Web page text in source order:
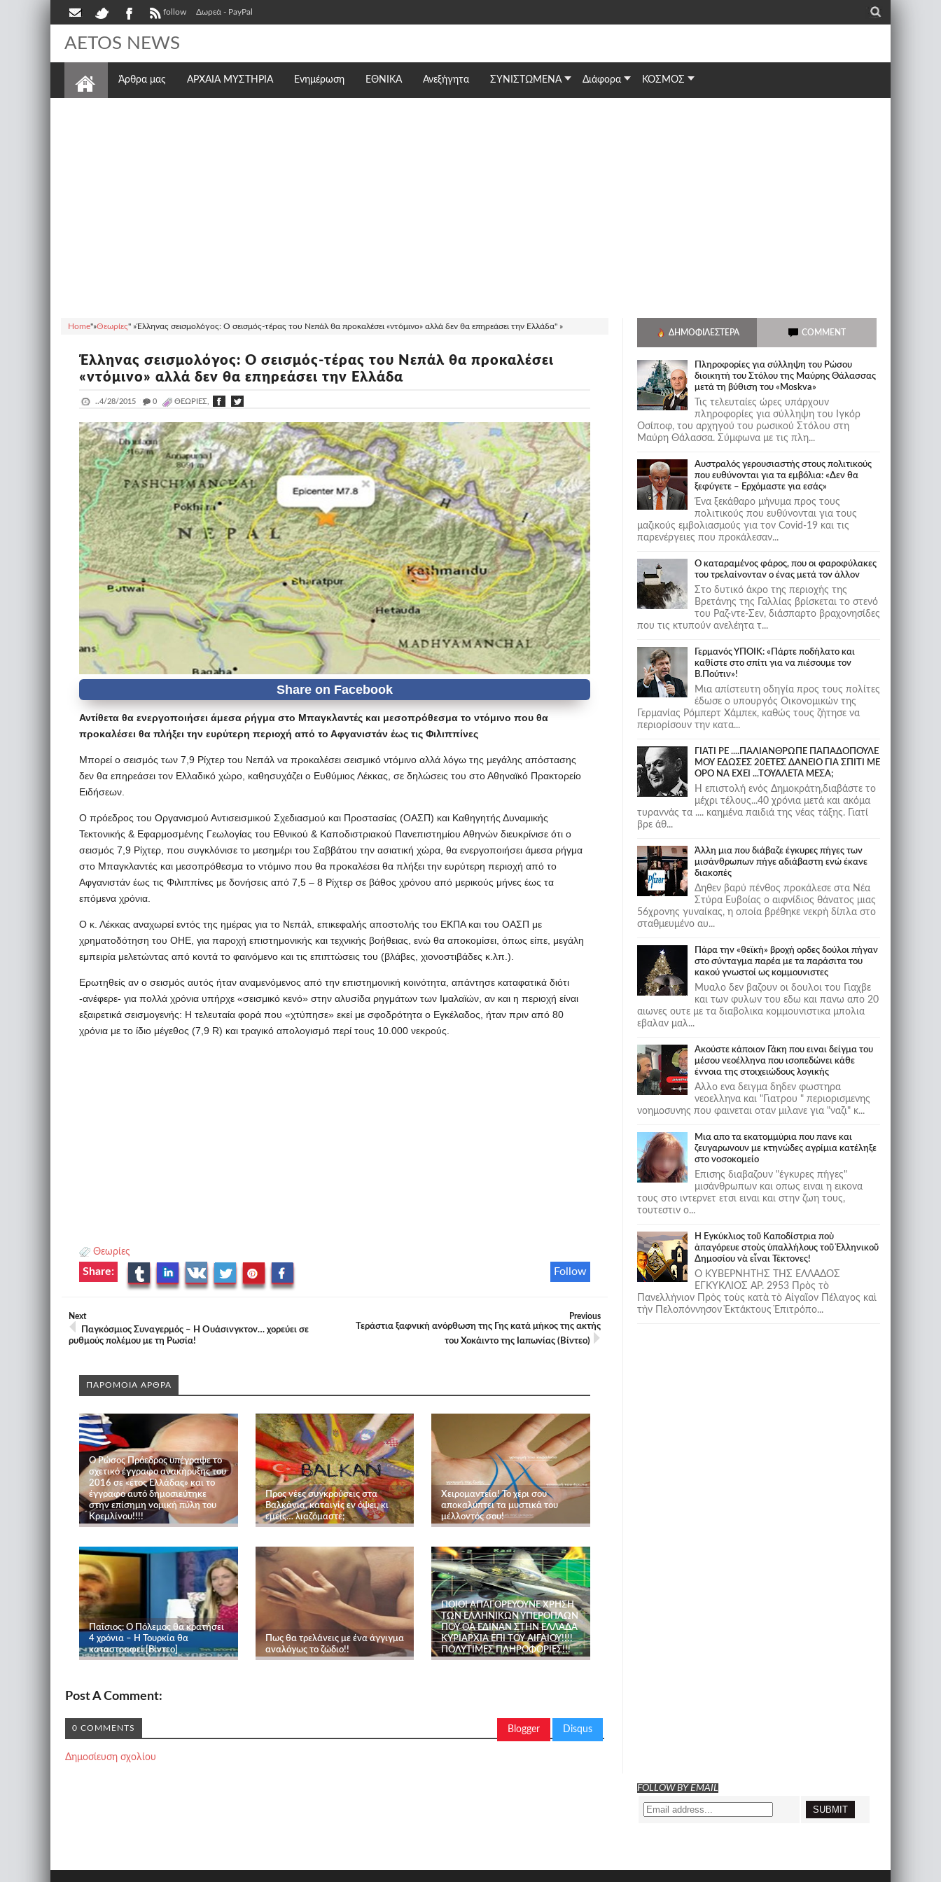
follow Δωρεά - PayPal _
AETOS NEWS
Άρθρα μας ΑΡΧΑΙΑ ΜΥΣΤΗΡΙΑ Ενημέρωση ΕΘΝΙΚΆ Ανεξήγητα ΣΥΝΙΣΤΩΜΕΝΑ Διάφορα ΚΟΣΜΟΣ
Home"»Θεωρίες" »Έλληνας σεισμολόγος: Ο σεισμός-τέρας του Νεπάλ θα προκαλέσει «ντόμινο» αλλά δεν θα επηρεάσει την Ελλάδα" »
Έλληνας σεισμολόγος: Ο σεισμός-τέρας του Νεπάλ θα προκαλέσει
«ντόμινο» αλλά δεν θα επηρεάσει την Ελλάδα
..4/28/2015 _ 0 ΘΕΩΡΊΕΣ,
Αντίθετα θα ενεργοποιήσει άμεσα ρήγμα στο Μπαγκλαντές και μεσοπρόθεσμα το ντόμινο που θα
προκαλέσει θα πλήξει την ευρύτερη περιοχή από το Αφγανιστάν έως τις Φιλιππίνες
Μπορεί ο σεισμός των 7,9 Ρίχτερ του Νεπάλ να προκαλέσει σεισμικό ντόμινο αλλά λόγω της μεγάλης απόστασης
δεν θα επηρεάσει τον Ελλαδικό χώρο, καθησυχάζει ο Ευθύμιος Λέκκας, σε δηλώσεις του στο Αθηναϊκό Πρακτορείο
Ειδήσεων.
Ο πρόεδρος του Οργανισμού Αντισεισμικού Σχεδιασμού και Προστασίας (ΟΑΣΠ) και Καθηγητής Δυναμικής
Τεκτονικής & Εφαρμοσμένης Γεωλογίας του Εθνικού & Καποδιστριακού Πανεπιστημίου Αθηνών διευκρίνισε ότι ο
σεισμός 7,9 Ρίχτερ, που συγκλόνισε το μεσημέρι του Σαββάτου την ασιατική χώρα, θα ενεργοποιήσει άμεσα ρήγμα
στο Μπαγκλαντές και μεσοπρόθεσμα το ντόμινο που θα προκαλέσει θα πλήξει την ευρύτερη περιοχή από το
Αφγανιστάν έως τις Φιλιππίνες με δονήσεις από 7,5 – 8 Ρίχτερ σε βάθος χρόνου από μερικούς μήνες έως τα
επόμενα χρόνια.
Ο κ. Λέκκας αναχωρεί εντός της ημέρας για το Νεπάλ, επικεφαλής αποστολής του ΕΚΠΑ και του ΟΑΣΠ με
χρηματοδότηση του ΟΗΕ, για παροχή επιστημονικής και τεχνικής βοήθειας, ενώ θα αποκομίσει, όπως είπε, μεγάλη
εμπειρία μελετώντας από κοντά το φαινόμενο και τις επιπτώσεις του (βλάβες, χιονοστιβάδες κ.λπ.).
Ερωτηθείς αν ο σεισμός αυτός ήταν αναμενόμενος από την επιστημονική κοινότητα, απάντησε καταφατικά διότι
-ανέφερε- για πολλά χρόνια υπήρχε «σεισμικό κενό» στην αλυσίδα ρηγμάτων των Ιμαλαϊών, αν και η περιοχή είναι
εξαιρετικά σεισμογενής: Η τελευταία φορά που «χτύπησε» εκεί με σφοδρότητα ο Εγκέλαδος, ήταν πριν από 80
χρόνια με το ίδιο μέγεθος (7,9 R) και τραγικό απολογισμό περί τους 10.000 νεκρούς.
Θεωρίες
Follow
Share:
Next
Παγκόσμιος Συναγερμός – Η Ουάσινγκτον… χορεύει σε
ρυθμούς πολέμου με τη Ρωσία!
Previous
Τεράστια ξαφνική ανόρθωση της Γης κατά μήκος της ακτής
του Χοκάιντο της Ιαπωνίας (Βίντεο)
ΠΑΡΟΜΟΙΑ ΑΡΘΡΑ
Ο Ρώσος Πρόεδρος υπέγραψε το
σχετικό έγγραφο ανακήρυξης του
2016 σε «έτος Ελλάδας» και το
έγγραφο αυτό δημοσιεύτηκε
στην επίσημη νομική πύλη του
Κρεμλίνου!!!!
Προς νέες συγκρούσεις στα
Βαλκάνια, καταιγίς εν όψει, κι
εμείς… λιαζόμαστε;
Χειρομαντεία! Το χέρι σου
αποκαλύπτει τα μυστικά του
μέλλοντός σου!
Παΐσιος: O Πόλεμος θα κρατήσει
4 χρόνια – Η Τουρκία θα
καταστραφεί [Βίντεο]
Πως θα τρελάνεις με ένα άγγιγμα
αναλόγως το ζώδιο!!
ΠΟΙΟΙ ΑΠΑΓΟΡΕΥΟΥΝΕ ΧΡΗΣΗ
ΤΩΝ ΕΛΛΗΝΙΚΩΝ ΥΠΕΡΟΠΛΩΝ
ΠΟΥ ΘΑ ΕΔΙΝΑΝ ΣΤΗΝ ΕΛΛΑΔΑ
ΚΥΡΙΑΡΧΙΑ ΕΠΙ ΤΟΥ ΑΙΓΑΙΟΥ!!!!
ΠΟΛΥΤΙΜΕΣ ΠΛΗΡΟΦΟΡΙΕΣ!!!
Post A Comment:
Blogger Disqus
0 COMMENTS
Δημοσίευση σχολίου
ΔΗΜΟΦΙΛΈΣΤΕΡΑ COMMENT
Πληροφορίες για σύλληψη του Ρώσου
διοικητή του Στόλου της Mαύρης Θάλασσας
μετά τη βύθιση του «Moskva»
Τις τελευταίες ώρες υπάρχουν
πληροφορίες για σύλληψη του Ιγκόρ
Οσίποφ, του αρχηγού του ρωσικού Στόλου στη
Μαύρη Θάλασσα. Σύμφωνα με τις πλη...
Αυστραλός γερουσιαστής στους πολιτικούς
που ευθύνονται για τα εμβόλια: «Δεν θα
ξεφύγετε – Ερχόμαστε για εσάς»
Ένα ξεκάθαρο μήνυμα προς τους
πολιτικούς που ευθύνονται για τους
μαζικούς εμβολιασμούς για τον Covid-19 και τις
παρενέργειες που προκάλεσαν...
Ο καταραμένος φάρος, που οι φαροφύλακες
του τρελαίνονταν ο ένας μετά τον άλλον
Στο δυτικό άκρο της περιοχής της
Βρετάνης της Γαλλίας βρίσκεται το στενό
του Ραζ-ντε-Σεν, διάσπαρτο βραχονησίδες
που τις κτυπούν ανελέητα τ...
Γερμανός ΥΠΟΙΚ: «Πάρτε ποδήλατο και
καθίστε στο σπίτι για να πιέσουμε τον
Β.Πούτιν»!
Μια απίστευτη οδηγία προς τους πολίτες
έδωσε ο υπουργός Οικονομικών της
Γερμανίας Ρόμπερτ Χάμπεκ, καθώς τους ζήτησε να
περιορίσουν την κατα...
ΓΙΑΤΙ ΡΕ ....ΠΑΛΙΑΝΘΡΩΠΕ ΠΑΠΑΔΟΠΟΥΛΕ
ΜΟΥ ΕΔΩΣΕΣ 20ΕΤΕΣ ΔΑΝΕΙΟ ΓΙΑ ΣΠΙΤΙ ΜΕ
ΟΡΟ ΝΑ ΕΧΕΙ ...ΤΟΥΑΛΕΤΑ ΜΕΣΑ;
Η επιστολή ενός Δημοκράτη,διαβάστε το
μέχρι τέλους...40 χρόνια μετά και ακόμα
τυραννάς τα .... καημένα παιδιά της νέας τάξης. Γιατί
βρε άθ...
Άλλη μια που διάβαζε έγκυρες πήγες των
μισάνθρωπων πήγε αδιάβαστη ενώ έκανε
διακοπές
Δηθεν βαρύ πένθος προκάλεσε στα Νέα
Στύρα Ευβοίας ο αιφνίδιος θάνατος μιας
56χρονης γυναίκας, η οποία βρέθηκε νεκρή δίπλα στο
σταθμευμένο αυ...
Πάρα την «θεϊκή» βροχή ορδες δούλοι πήγαν
στο σύνταγμα παρέα με τα παράσιτα του
κακού γνωστοί ως κομμουνιστες
Μυαλο δεν βαζουν οι δουλοι του Γιαχβε
και των φυλων του εδω και πανω απο 20
αιωνες ουτε με τα διαβολικα κομμουνιστικα μπολια
εβαλαν μαλ...
Ακούστε κάποιον Γάκη που ειναι δείγμα του
μέσου νεοέλληνα που ισοπεδώνει κάθε
έννοια της στοιχειώδους λογικής
Αλλο ενα δειγμα δηδεν φωστηρα
νεοελληνα και "Γιατρου " περιορισμενης
νοημοσυνης που φαινεται οταν μιλανε για "ναζι" κ...
Μια απο τα εκατομμύρια που πανε και
ζευγαρωνουν με κτηνώδες αγρίμια κατέληξε
στο νοσοκομείο
Επισης διαβαζουν "έγκυρες πήγες"
μισάνθρωπων και οπως ειναι η εικονα
τους στο ιντερνετ ετσι ειναι και στην ζωη τους,
τουτεστιν ο...
Ἡ Ἐγκύκλιος τοῦ Καποδίστρια ποὺ
ἀπαγόρευε στοὺς ὑπαλλήλους τοῦ Ἑλληνικοῦ
Δημοσίου νὰ εἶναι Τέκτονες!
Ο ΚΥΒΕΡΝΗΤΗΣ ΤΗΣ ΕΛΛΑΔΟΣ
ΕΓΚΥΚΛΙΟΣ ΑΡ. 2953 Πρὸς τὸ
Πανελλήνιον Πρὸς τοὺς κατὰ τὸ Αἰγαῖον Πέλαγος καὶ
τὴν Πελοπόννησον Ἐκτάκτους Ἐπιτρόπο...
FOLLOW BY EMAIL